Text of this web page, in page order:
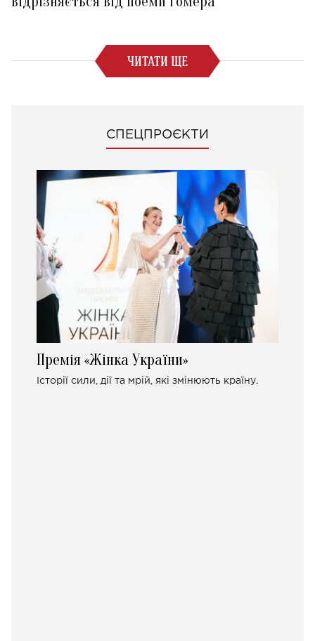
ЧИТАТИ ЩЕ
СПЕЦПРОЄКТИ
Премія «Жінка України»
Історії сили, дії та мрій, які змінюють країну.